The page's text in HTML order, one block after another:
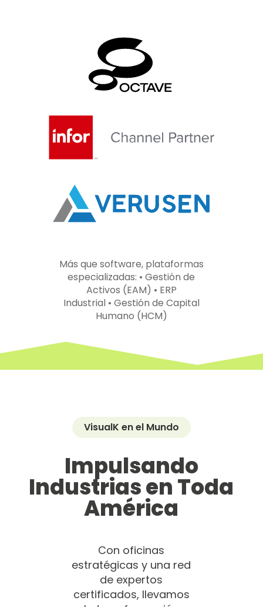
Más que software, plataformas
especializadas: • Gestión de
Activos (EAM) • ERP
Industrial • Gestión de Capital
Humano (HCM)
VisualK en el Mundo
Impulsando
Industrias en Toda
América
Con oficinas
estratégicas y una red
de expertos
certificados, llevamos